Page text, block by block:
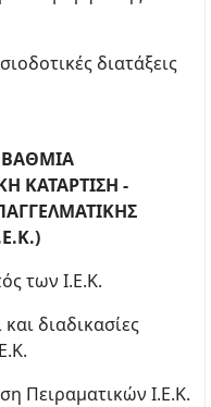
διατάξεις
ΚΑΤΑΡΤΙΣΗ -
των Ι.Ε.Κ.
διαδικασίες
Πειραματικών Ι.Ε.Κ.